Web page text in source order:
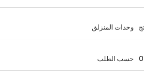
وحدات المنزلق
حسب الطلب